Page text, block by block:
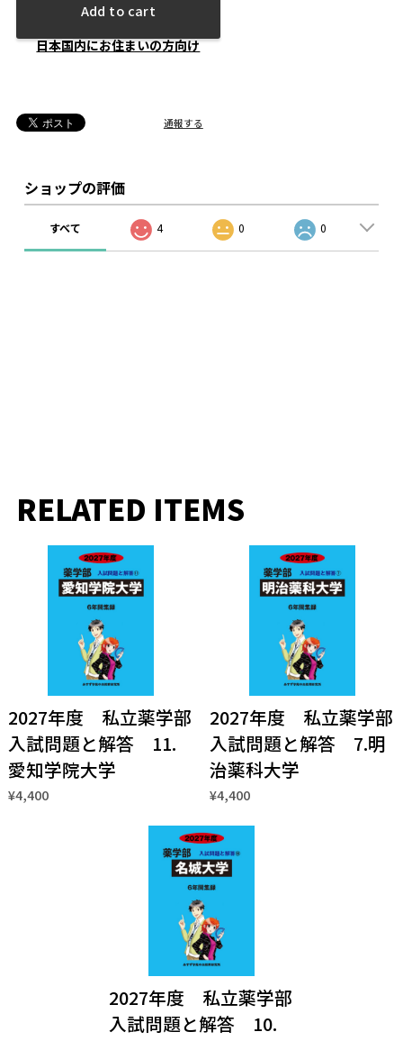
Add to cart
日本国内にお住まいの方向け
通報する
ショップの評価
すべて 4 0 0
RELATED ITEMS
2027年度 私立薬学部
入試問題と解答 11.
愛知学院大学
¥4,400
2027年度 私立薬学部
入試問題と解答 7.明
治薬科大学
¥4,400
2027年度 私立薬学部
入試問題と解答 10.